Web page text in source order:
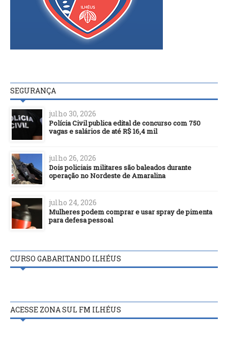
SEGURANÇA
julho 30, 2026
Polícia Civil publica edital de concurso com 750
vagas e salários de até R$ 16,4 mil
julho 26, 2026
Dois policiais militares são baleados durante
operação no Nordeste de Amaralina
julho 24, 2026
Mulheres podem comprar e usar spray de pimenta
para defesa pessoal
CURSO GABARITANDO ILHÉUS
ACESSE ZONA SUL FM ILHÉUS